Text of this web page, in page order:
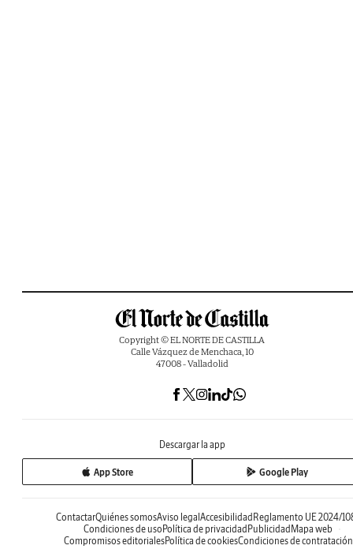
Copyright © EL NORTE DE CASTILLA
Calle Vázquez de Menchaca, 10
47008 - Valladolid
Descargar la app
App Store Google Play
ContactarQuiénes somosAviso legal Accesibilidad Reglamento UE 2024/
Condiciones de uso Política de privacidad Publicidad Mapa web
Compromisos editorialesPolítica de cookiesCondiciones de contratación